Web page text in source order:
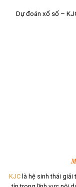
Dự đoán xổ số –
KJC là hệ sinh thái